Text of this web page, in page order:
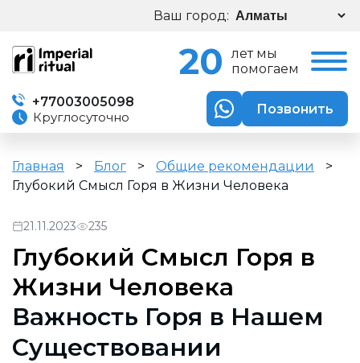
Ваш город:
20
лет мы
помогаем
+77003005098
Круглосуточно
Позвонить
Главная > Блог > Общие рекомендации
>
Глубокий Смысл Горя в Жизни Человека
21.11.2023 235
Глубокий Смысл Горя в
Жизни Человека
Важность Горя в Нашем
Существовании